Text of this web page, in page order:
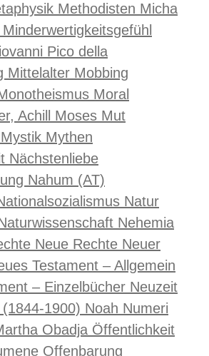
Methodisten Micha
Minderwertigkeitsgefühl
Pico della
Mittelalter Mobbing
Moral
Achill Moses Mut
Mystik Mythen
Nächstenliebe
Nahum (AT)
Natur
Nehemia
Neue Rechte Neuer
Testament – Allgemein
– Einzelbücher Neuzeit
1900) Noah Numeri
Obadja Öffentlichkeit
Offenbarung